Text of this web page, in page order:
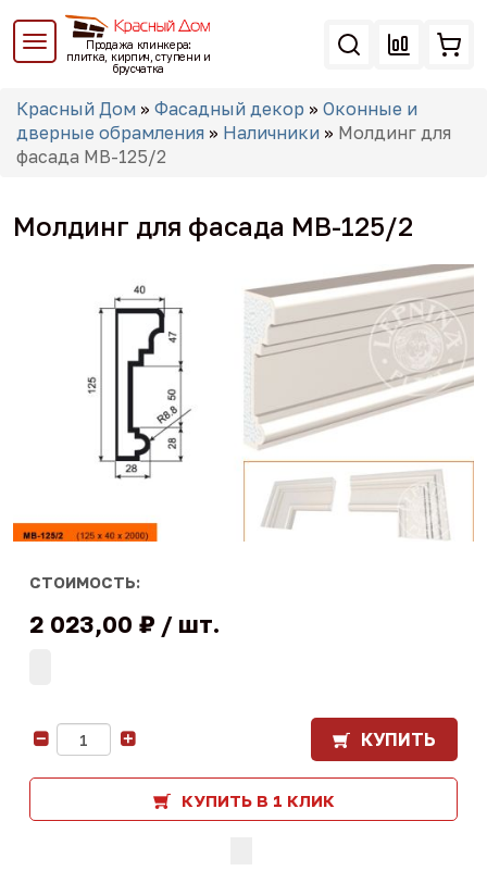
Перейти
основному
Продажа клинкера:
плитка, кирпич, ступени и
брусчатка
Вы
здесь
Красный Дом » Фасадный декор » Оконные и
дверные обрамления » Наличники » Молдинг для
фасада МВ-125/2
Молдинг для фасада МВ-125/2
СТОИМОСТЬ:
2 023,00 ₽ шт.
КУПИТЬ
КУПИТЬ В 1 КЛИК